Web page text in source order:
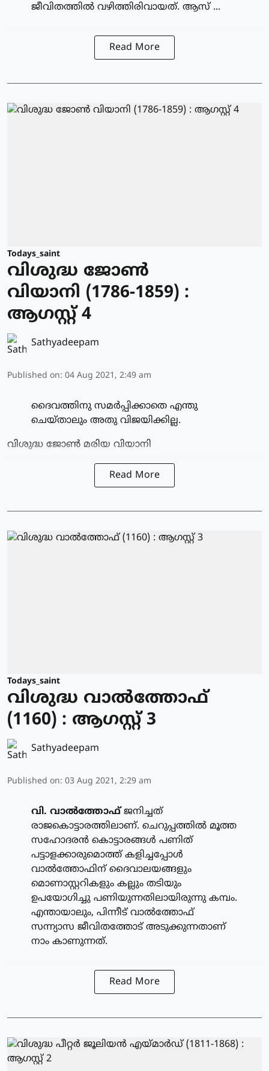
ജീവിതത്തില്‍ വഴിത്തിരിവായത്. ആസ് ...
Read More
Todays_saint
വിശുദ്ധ ജോണ്‍
വിയാനി (1786-1859) :
ആഗസ്റ്റ് 4
Sathyadeepam
Published on: 04 Aug 2021, 2:49 am
ദൈവത്തിനു സമര്‍പ്പിക്കാതെ എന്തു
ചെയ്താലും അതു വിജയിക്കില്ല.
വിശുദ്ധ ജോണ്‍ മരിയ വിയാനി
Read More
Todays_saint
വിശുദ്ധ വാല്‍ത്തോഫ്
(1160) : ആഗസ്റ്റ് 3
Sathyadeepam
Published on: 03 Aug 2021, 2:29 am
വി. വാല്‍ത്തോഫ്ജനിച്ചത്
രാജകൊട്ടാരത്തിലാണ്. ചെറുപ്പത്തില്‍ മൂത്ത
സഹോദരന്‍ കൊട്ടാരങ്ങള്‍ പണിത്
പട്ടാളക്കാരുമൊത്ത് കളിച്ചപ്പോള്‍
വാല്‍ത്തോഫിന് ദൈവാലയങ്ങളും
മൊണാസ്റ്ററികളും കല്ലും തടിയും
ഉപയോഗിച്ചു പണിയുന്നതിലായിരുന്നു കമ്പം.
എന്തായാലും, പിന്നീട് വാല്‍ത്തോഫ്
സന്ന്യാസ ജീവിതത്തോട് അടുക്കുന്നതാണ്
നാം കാണുന്നത്.
Read More